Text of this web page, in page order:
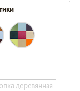
деревянная